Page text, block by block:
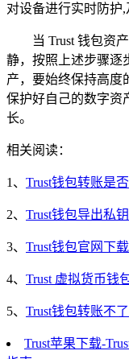
对设备进行实时防护,
当 Trust 钱包资
静，按照上述步骤逐
产，要始终保持高度
保护好自己的数字资
长。
相关阅读：
1、 Trust钱包转账是
2、 Trust钱包导出私
3、 Trust钱包官网下
4、 Trust 虚拟货币钱
5、 Trust钱包转账不
Trust苹果下载-